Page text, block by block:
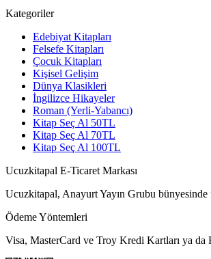
Kategoriler
Edebiyat Kitapları
Felsefe Kitapları
Çocuk Kitapları
Kişisel Gelişim
Dünya Klasikleri
İngilizce Hikayeler
Roman (Yerli-Yabancı)
Kitap Seç Al 50TL
Kitap Seç Al 70TL
Kitap Seç Al 100TL
Ucuzkitapal E-Ticaret Markası
Ucuzkitapal, Anayurt Yayın Grubu bünyesinde
Ödeme Yöntemleri
Visa, MasterCard ve Troy Kredi Kartları ya